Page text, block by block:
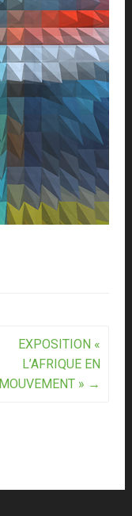
EXPOSITION «
L’AFRIQUE EN
MOUVEMENT » →